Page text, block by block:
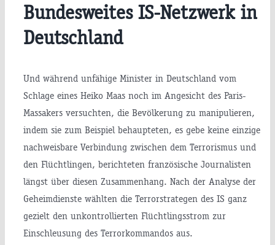
Bundesweites IS-Netzwerk in
Deutschland
Und während unfähige Minister in Deutschland vom
Schlage eines Heiko Maas noch im Angesicht des Paris-
Massakers versuchten, die Bevölkerung zu manipulieren,
indem sie zum Beispiel behaupteten, es gebe keine einzige
nachweisbare Verbindung zwischen dem Terrorismus und
den Flüchtlingen, berichteten französische Journalisten
längst über diesen Zusammenhang. Nach der Analyse der
Geheimdienste wählten die Terrorstrategen des IS ganz
gezielt den unkontrollierten Flüchtlingsstrom zur
Einschleusung des Terrorkommandos aus.